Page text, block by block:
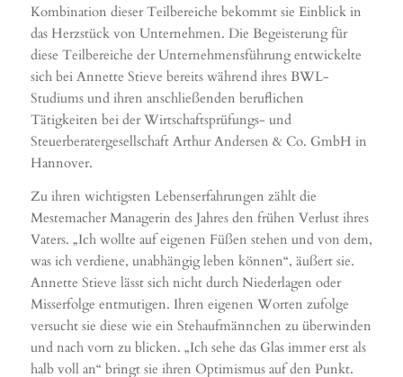
Kombination dieser Teilbereiche bekommt sie Einblick in
das Herzstück von Unternehmen. Die Begeisterung für
diese Teilbereiche der Unternehmensführung entwickelte
sich bei Annette Stieve bereits während ihres BWL-
Studiums und ihren anschließenden beruflichen
Tätigkeiten bei der Wirtschaftsprüfungs- und
Steuerberatergesellschaft Arthur Andersen & Co. GmbH in
Hannover.
Zu ihren wichtigsten Lebenserfahrungen zählt die
Mestemacher Managerin des Jahres den frühen Verlust ihres
Vaters. „Ich wollte auf eigenen Füßen stehen und von dem,
was ich verdiene, unabhängig leben können“, äußert sie.
Annette Stieve lässt sich nicht durch Niederlagen oder
Misserfolge entmutigen. Ihren eigenen Worten zufolge
versucht sie diese wie ein Stehaufmännchen zu überwinden
und nach vorn zu blicken. „Ich sehe das Glas immer erst als
halb voll an“ bringt sie ihren Optimismus auf den Punkt.